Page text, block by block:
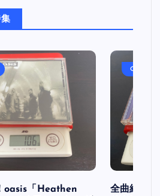
oasis「Heathen
OASIS
全曲紹介